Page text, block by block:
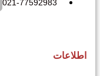
021-77592983
اطلاعات